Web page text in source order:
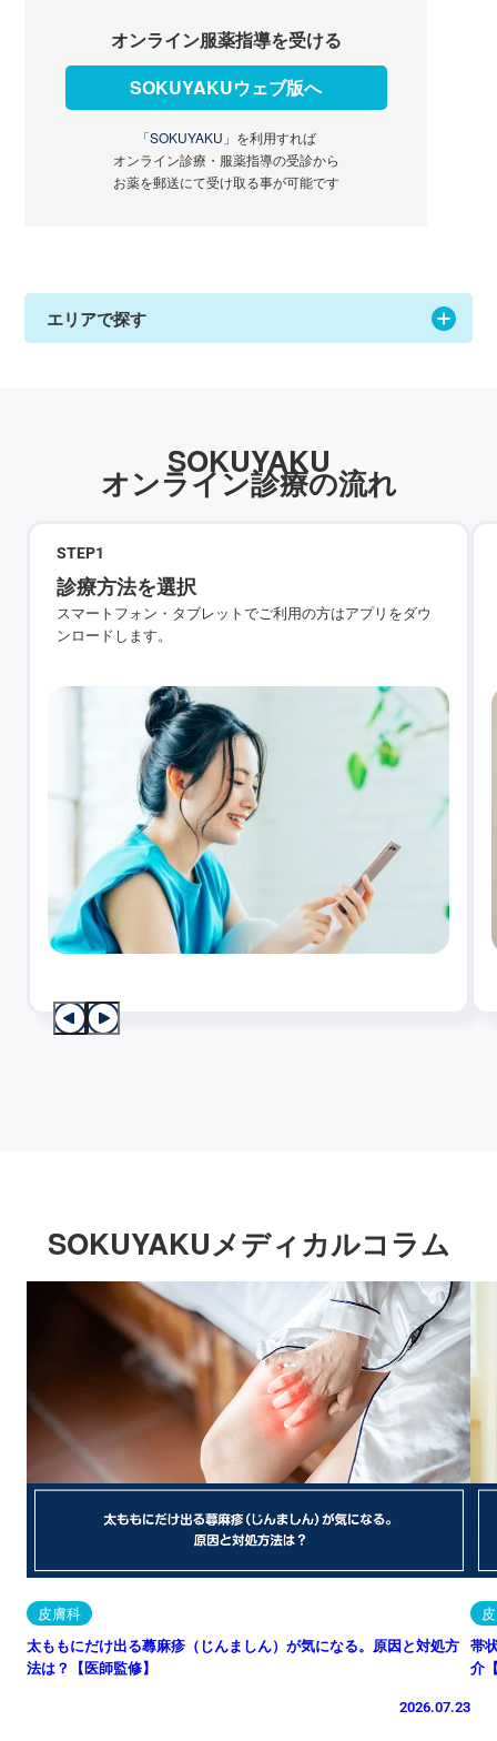
オンライン服薬指導を受ける
SOKUYAKUウェブ版へ
「SOKUYAKU」 を利用すれば
オンライン診療・服薬指導の受診から
お薬を郵送にて受け取る事が可能です
エリアで探す
SOKUYAKU
オンライン診療の流れ
STEP1
診療方法を選択
スマートフォン・タブレットでご利用の方はアプリをダウ
ンロードします。
SOKUYAKUメディカルコラム
皮膚科
太ももにだけ出る蕁麻疹（じんましん）が気になる。原因と対処方
法は？【医師監修】
2026.07.23
帯
介